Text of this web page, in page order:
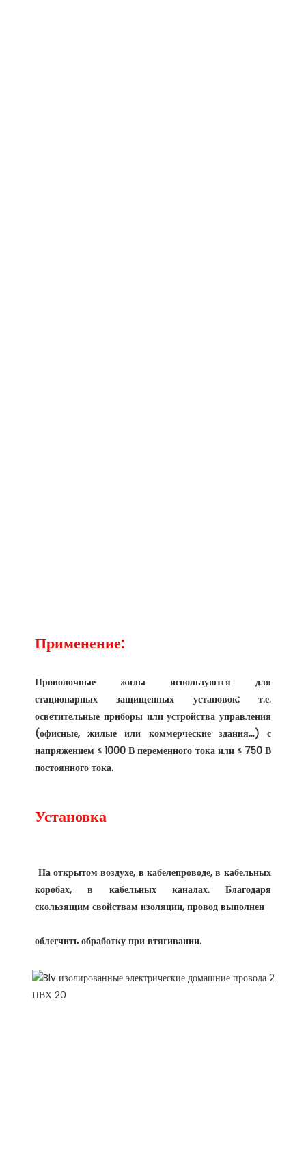
Проволочные жилы используются для
стационарных защищенных установок: т.е.
осветительные приборы или устройства управления
(офисные, жилые или коммерческие здания...) с
напряжением ≤ 1000 В переменного тока или ≤ 750 В
коробах, в кабельных каналах. Благодаря